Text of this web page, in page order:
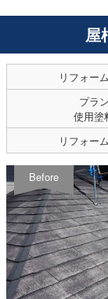
屋
リフォー
プラン
使用塗
リフォー
Before